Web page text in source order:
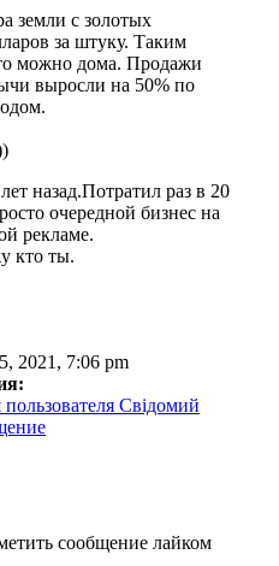
земли с золотых
за штуку. Таким
можно дома. Продажи
выросли на 50% по
назад.Потратил раз в 20
очередной бизнес на
рекламе.
кто ты.
2021, 7:06 pm
Свідомий
сообщение лайком